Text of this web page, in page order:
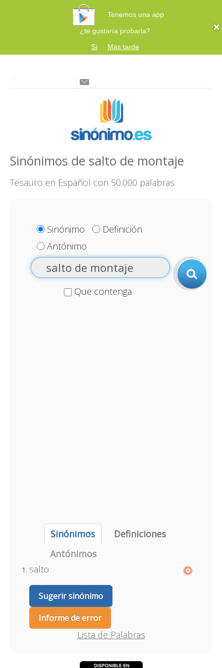
Tenemos una app
¿te gustaría probarla?
Sí
Más tarde
Sinónimos de salto de montaje
Tesauro en Español con 50.000 palabras
Sinónimo
Definición
Antónimo
Que contenga
Sinónimos
Definiciones
Antónimos
salto
Sugerir sinónimo
Informe de error
Lista de Palabras